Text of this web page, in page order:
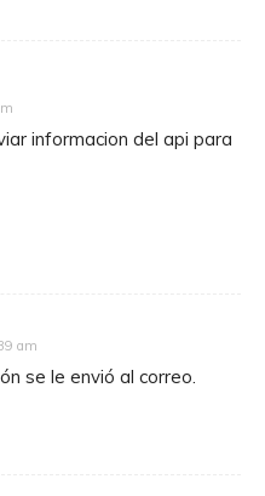
informacion del api para
am
se le envió al correo.